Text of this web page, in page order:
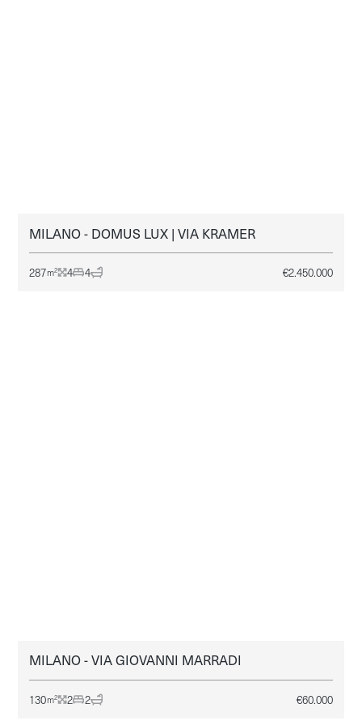
MILANO VENDITA
MILANO - DOMUS LUX | VIA KRAMER
287m2 4 4 €2.450.000
MILANO AFFITTO
MILANO - VIA GIOVANNI MARRADI
130m2 2 2 €60.000